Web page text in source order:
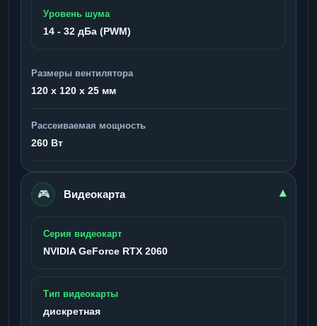
Уровень шума
14 - 32 дБа (PWM)
Размеры вентилятора
120 x 120 x 25 мм
Рассеиваемая мощность
260 Вт
🎮 Видеокарта ▾
Серия видеокарт
NVIDIA GeForce RTX 2060
Тип видеокарты
дискретная